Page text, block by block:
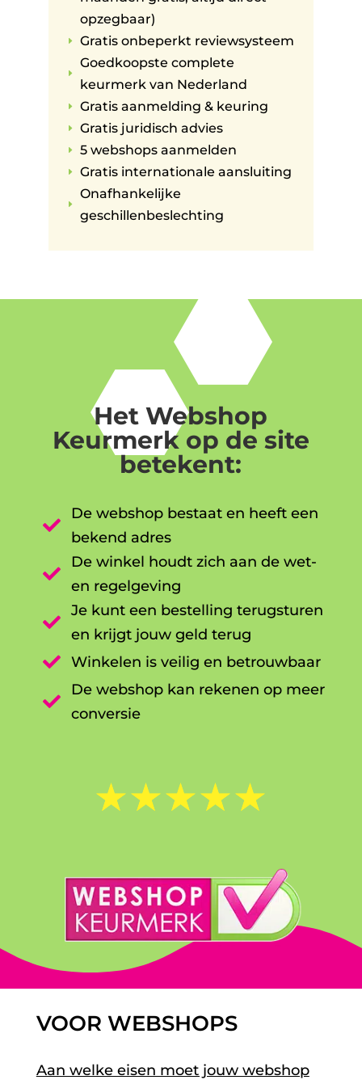
opzegbaar)
E Gratis onbeperkt reviewsysteem
E
Goedkoopste complete
keurmerk van Nederland
E Gratis aanmelding & keuring
E Gratis juridisch advies
E 5 webshops aanmelden
E Gratis internationale aansluiting
E
Onafhankelijke
geschillenbeslechting
Het Webshop
Keurmerk op de site
betekent:

De webshop bestaat en heeft een
bekend adres

De winkel houdt zich aan de wet-
en regelgeving

Je kunt een bestelling terugsturen
en krijgt jouw geld terug

Winkelen is veilig en betrouwbaar

De webshop kan rekenen op meer
conversie
☆☆☆☆☆
VOOR WEBSHOPS
Aan welke eisen moet jouw webshop